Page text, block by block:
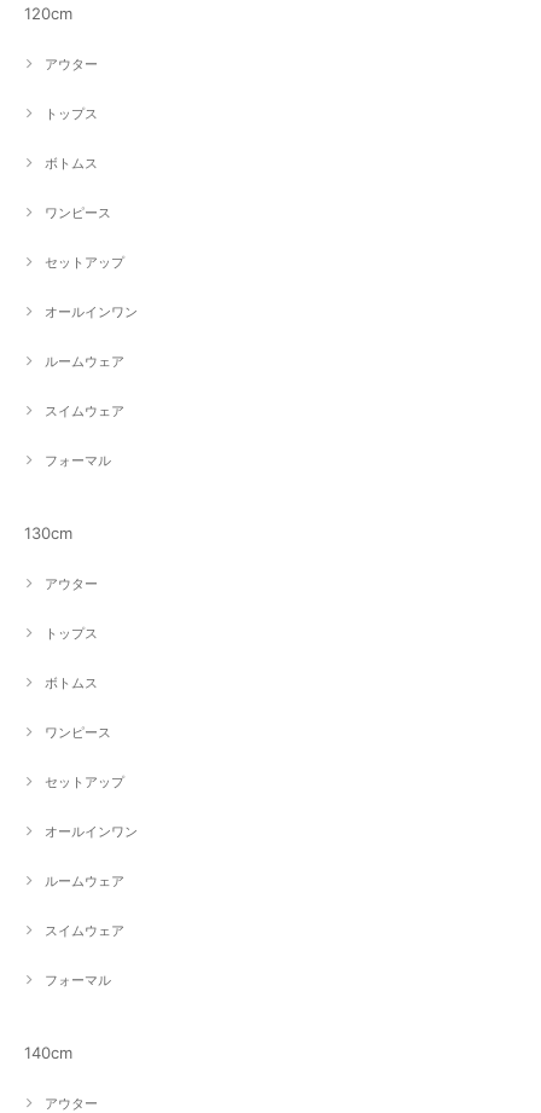
120cm
アウター
トップス
ボトムス
ワンピース
セットアップ
オールインワン
ルームウェア
スイムウェア
フォーマル
130cm
アウター
トップス
ボトムス
ワンピース
セットアップ
オールインワン
ルームウェア
スイムウェア
フォーマル
140cm
アウター